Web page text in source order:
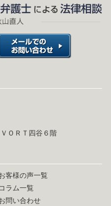
ＯＲＴ四谷６階
客様の声一覧
コラム一覧
問い合わせ